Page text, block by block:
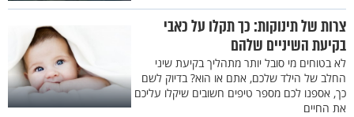
צרות של תינוקות: כך תקלו על כאבי
בקיעת השיניים שלהם
לא בטוחים מי סובל יותר מתהליך בקיעת שיני
החלב של הילד שלכם, אתם או הוא? בדיוק לשם
כך, אספנו לכם מספר טיפים חשובים שיקלו עליכם
את החיים